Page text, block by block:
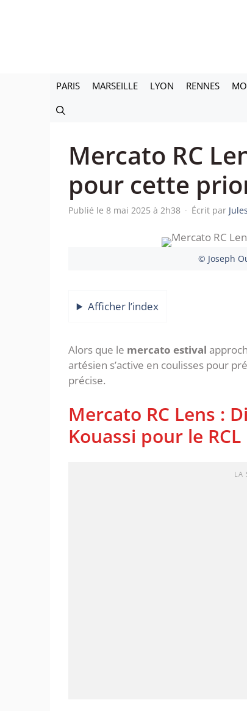
PARIS MARSEILLE LYON RENNES
Mercato RC
pour cette
Publié le 8 mai 2025 à 2h38 · Écrit par
© Joseph
Afficher l’index
Alors que le mercato estival
artésien s’active en coulisses pour
précise.
Mercato RC Lens :
Kouassi pour le RCL
LA